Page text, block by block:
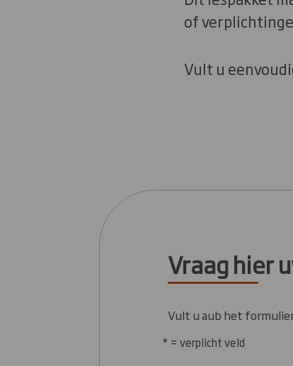
of
Vult u
Vraag hier
Vult u aub het
* = verplicht veld